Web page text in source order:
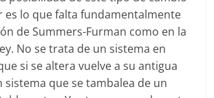
lo que falta fundamentalmente
de Summers-Furman como en la
No se trata de un sistema en
si se altera vuelve a su antigua
sistema que se tambalea de un